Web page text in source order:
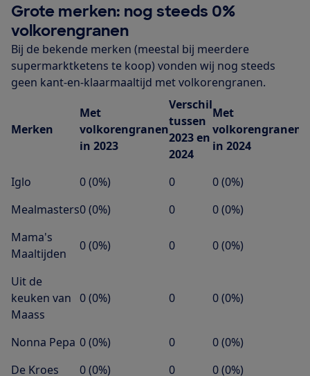
Grote merken: nog steeds 0%
volkorengranen
Bij de bekende merken (meestal bij meerdere
supermarktketens te koop) vonden wij nog steeds
geen kant-en-klaarmaaltijd met volkorengranen.
Merken
Met
volkorengranen
in 2023
Verschil
tussen
2023 en
2024
Met
volkorengranen
in 2024
Iglo 0 (0%) 0
0 (0%)
Mealmasters0 (0%) 0
0 (0%)
Mama's
Maaltijden
0 (0%) 0 0 (0%)
Uit de
keuken van
Maass
0 (0%) 0 0 (0%)
Nonna Pepa 0 (0%) 0
0 (0%)
De Kroes
0 (0%) 0 0 (0%)